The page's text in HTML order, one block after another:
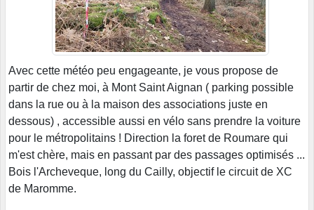
Avec cette météo peu engageante, je vous propose de
partir de chez moi, à Mont Saint Aignan ( parking possible
dans la rue ou à la maison des associations juste en
dessous) , accessible aussi en vélo sans prendre la voiture
pour le métropolitains ! Direction la foret de Roumare qui
m'est chère, mais en passant par des passages optimisés ...
Bois l'Archeveque, long du Cailly, objectif le circuit de XC
de Maromme.